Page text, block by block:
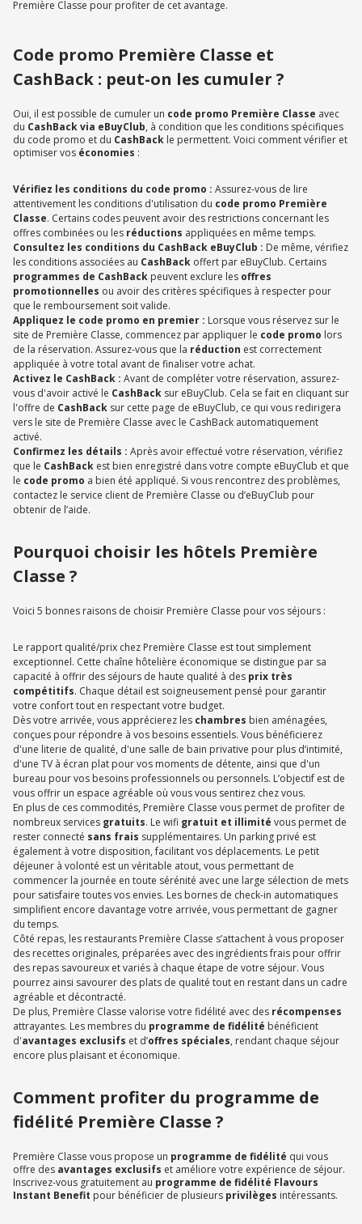
Première Classe pour profiter de cet avantage.
Code promo Première Classe et
CashBack : peut-on les cumuler ?
Oui, il est possible de cumuler un code promo Première Classe avec
du CashBack via eBuyClub, à condition que les conditions spécifiques
du code promo et du CashBack le permettent. Voici comment vérifier et
optimiser vos économies :
Vérifiez les conditions du code promo : Assurez-vous de lire
attentivement les conditions d'utilisation du code promo Première
Classe. Certains codes peuvent avoir des restrictions concernant les
offres combinées ou les réductions appliquées en même temps.
Consultez les conditions du CashBack eBuyClub : De même, vérifiez
les conditions associées au CashBack offert par eBuyClub. Certains
programmes de CashBack peuvent exclure les offres
promotionnelles ou avoir des critères spécifiques à respecter pour
que le remboursement soit valide.
Appliquez le code promo en premier : Lorsque vous réservez sur le
site de Première Classe, commencez par appliquer le code promo lors
de la réservation. Assurez-vous que la réduction est correctement
appliquée à votre total avant de finaliser votre achat.
Activez le CashBack : Avant de compléter votre réservation, assurez-
vous d'avoir activé le CashBack sur eBuyClub. Cela se fait en cliquant sur
l'offre de CashBack sur cette page de eBuyClub, ce qui vous redirigera
vers le site de Première Classe avec le CashBack automatiquement
activé.
Confirmez les détails : Après avoir effectué votre réservation, vérifiez
que le CashBack est bien enregistré dans votre compte eBuyClub et que
le code promo a bien été appliqué. Si vous rencontrez des problèmes,
contactez le service client de Première Classe ou d’eBuyClub pour
obtenir de l’aide.
Pourquoi choisir les hôtels Première
Classe ?
Voici 5 bonnes raisons de choisir Première Classe pour vos séjours :
Le rapport qualité/prix chez Première Classe est tout simplement
exceptionnel. Cette chaîne hôtelière économique se distingue par sa
capacité à offrir des séjours de haute qualité à des prix très
compétitifs. Chaque détail est soigneusement pensé pour garantir
votre confort tout en respectant votre budget.
Dès votre arrivée, vous apprécierez les chambres bien aménagées,
conçues pour répondre à vos besoins essentiels. Vous bénéficierez
d'une literie de qualité, d'une salle de bain privative pour plus d’intimité,
d'une TV à écran plat pour vos moments de détente, ainsi que d'un
bureau pour vos besoins professionnels ou personnels. L’objectif est de
vous offrir un espace agréable où vous vous sentirez chez vous.
En plus de ces commodités, Première Classe vous permet de profiter de
nombreux services gratuits. Le wifi gratuit et illimité vous permet de
rester connecté sans frais supplémentaires. Un parking privé est
également à votre disposition, facilitant vos déplacements. Le petit
déjeuner à volonté est un véritable atout, vous permettant de
commencer la journée en toute sérénité avec une large sélection de mets
pour satisfaire toutes vos envies. Les bornes de check-in automatiques
simplifient encore davantage votre arrivée, vous permettant de gagner
du temps.
Côté repas, les restaurants Première Classe s’attachent à vous proposer
des recettes originales, préparées avec des ingrédients frais pour offrir
des repas savoureux et variés à chaque étape de votre séjour. Vous
pourrez ainsi savourer des plats de qualité tout en restant dans un cadre
agréable et décontracté.
De plus, Première Classe valorise votre fidélité avec des récompenses
attrayantes. Les membres du programme de fidélité bénéficient
d'avantages exclusifs et d’offres spéciales, rendant chaque séjour
encore plus plaisant et économique.
Comment profiter du programme de
fidélité Première Classe ?
Première Classe vous propose un programme de fidélité qui vous
offre des avantages exclusifs et améliore votre expérience de séjour.
Inscrivez-vous gratuitement au programme de fidélité Flavours
Instant Benefit pour bénéficier de plusieurs privilèges intéressants.